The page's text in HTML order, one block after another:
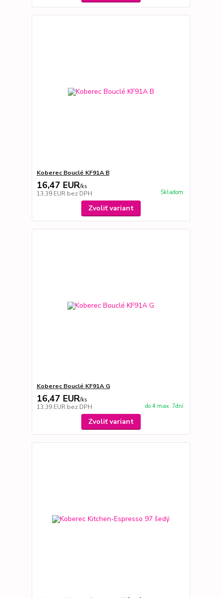
Koberec Bouclé KF91A B
16,47 EUR/ks
13,39 EUR bez DPH Skladom
Zvoliť variant
Koberec Bouclé KF91A G
16,47 EUR/ks
13,39 EUR bez DPH do 4 max. 7dní
Zvoliť variant